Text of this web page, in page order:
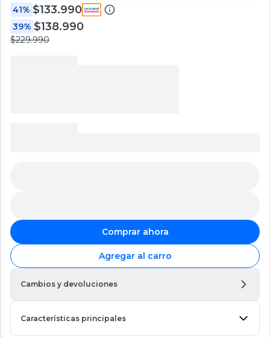
41% $133.990
39% $138.990
$229.990
Comprar ahora
Agregar al carro
Cambios y devoluciones
Características principales